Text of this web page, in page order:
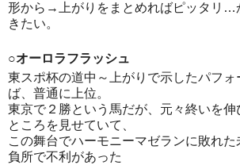
形から→上がりをまとめればピッタリ…
きたい。
○オーロラフラッシュ
東スポ杯の道中～上がりで示したパフ
ば、普通に上位。
東京で２勝という馬だが、元々終いを
ところを見せていて、
この舞台でハーモニーマゼランに敗れ
負所で不利があった